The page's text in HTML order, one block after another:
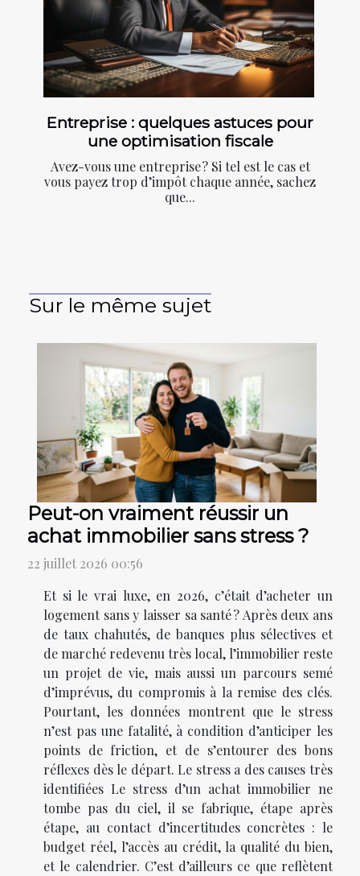
Entreprise : quelques astuces pour
une optimisation fiscale
Avez-vous une entreprise ? Si tel est le cas et
vous payez trop d’impôt chaque année, sachez
que...
Sur le même sujet
Peut-on vraiment réussir un
achat immobilier sans stress ?
22 juillet 2026 00:56
Et si le vrai luxe, en 2026, c’était d’acheter un
logement sans y laisser sa santé ? Après deux ans
de taux chahutés, de banques plus sélectives et
de marché redevenu très local, l’immobilier reste
un projet de vie, mais aussi un parcours semé
d’imprévus, du compromis à la remise des clés.
Pourtant, les données montrent que le stress
n’est pas une fatalité, à condition d’anticiper les
points de friction, et de s’entourer des bons
réflexes dès le départ. Le stress a des causes très
identifiées Le stress d’un achat immobilier ne
tombe pas du ciel, il se fabrique, étape après
étape, au contact d’incertitudes concrètes : le
budget réel, l’accès au crédit, la qualité du bien,
et le calendrier. C’est d’ailleurs ce que reflètent